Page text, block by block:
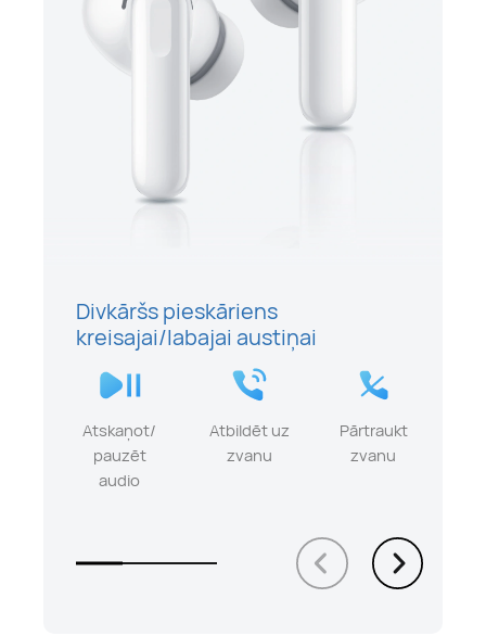
Divkāršs pieskāriens
kreisajai/labajai austiņai
Atskaņot/
pauzēt
audio
Atbildēt uz
zvanu
Pārtraukt
zvanu